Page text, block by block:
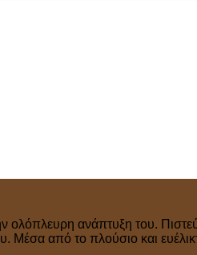
ολόπλευρη ανάπτυξη του.
Μέσα από το πλούσιο και